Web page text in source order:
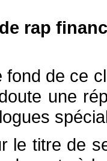
rap
fond de ce
une
le titre de